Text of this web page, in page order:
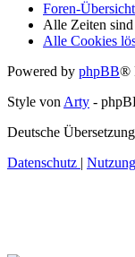
Foren-Übersicht
Alle Zeiten sind
Alle Cookies
Powered by phpBB®
Style von Arty -
Deutsche
Datenschutz |